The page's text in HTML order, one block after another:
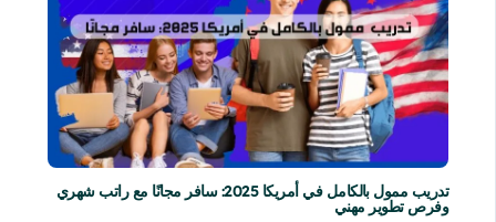
تدريب ممول بالكامل في أمريكا 2025: سافر مجانًا مع راتب شهري
وفرص تطوير مهني